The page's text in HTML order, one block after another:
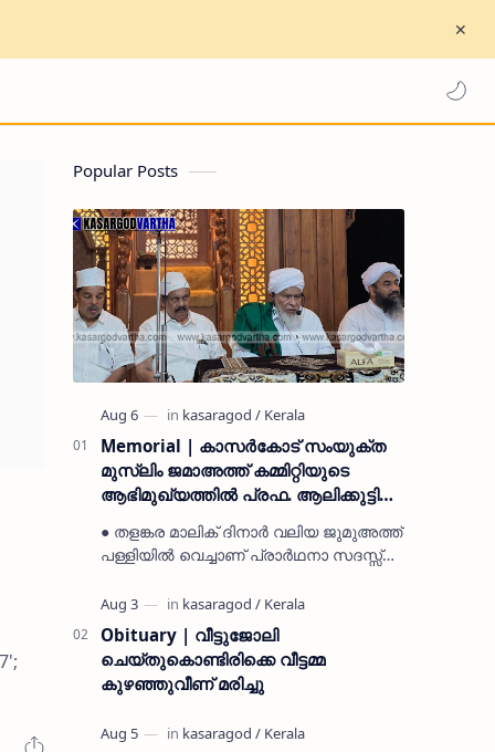
Popular Posts
Memorial | കാസർകോട് സംയുക്ത
മുസ്ലിം ജമാഅത്ത് കമ്മിറ്റിയുടെ
ആഭിമുഖ്യത്തിൽ പ്രഫ. ആലിക്കുട്ടി
മുസ്ലിയാർ അനുസ്മരണം നടത്തി
● തളങ്കര മാലിക് ദിനാർ വലിയ ജുമുഅത്ത്
പള്ളിയിൽ വെച്ചാണ് പ്രാർഥനാ സദസ്സ്
ഉമർ മുസ്ലിയാർ പരിപാടിക്ക് നേതൃത്വം
നൽകി കാസ…
Obituary | വീട്ടുജോലി
ചെയ്തുകൊണ്ടിരിക്കെ വീട്ടമ്മ
കുഴഞ്ഞുവീണ് മരിച്ചു